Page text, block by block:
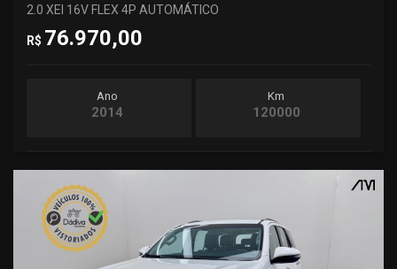
2.0 XEI 16V FLEX 4P AUTOMÁTICO
R$ 76.970,00
Ano
2014
Km
120000